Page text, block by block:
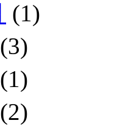
(1)
(3)
(1)
(2)